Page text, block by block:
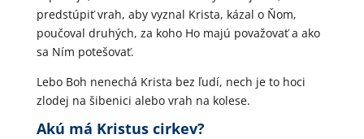
predstúpiť vrah, aby vyznal Krista, kázal o Ňom,
poučoval druhých, za koho Ho majú považovať a ako
sa Ním potešovať.
Lebo Boh nenechá Krista bez ľudí, nech je to hoci
zlodej na šibenici alebo vrah na kolese.
Akú má Kristus cirkev?